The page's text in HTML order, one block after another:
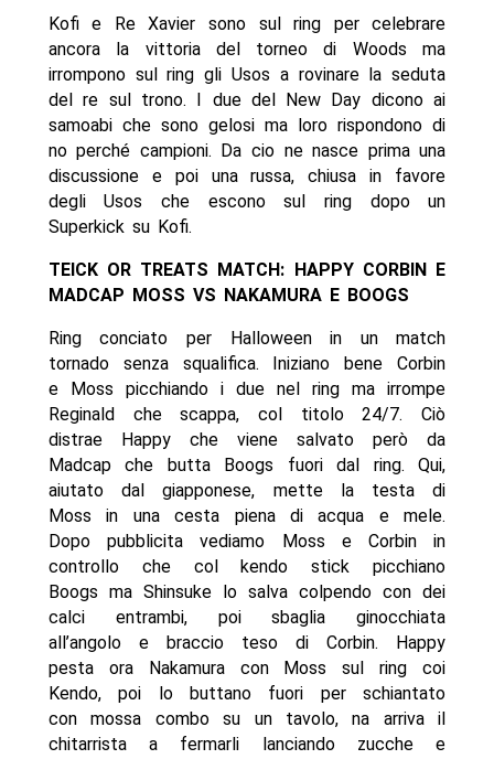
Kofi e Re Xavier sono sul ring per celebrare
ancora la vittoria del torneo di Woods ma
irrompono sul ring gli Usos a rovinare la seduta
del re sul trono. I due del New Day dicono ai
samoabi che sono gelosi ma loro rispondono di
no perché campioni. Da cio ne nasce prima una
discussione e poi una russa, chiusa in favore
degli Usos che escono sul ring dopo un
Superkick su Kofi.
TEICK OR TREATS MATCH: HAPPY CORBIN E
MADCAP MOSS VS NAKAMURA E BOOGS
Ring conciato per Halloween in un match
tornado senza squalifica. Iniziano bene Corbin
e Moss picchiando i due nel ring ma irrompe
Reginald che scappa, col titolo 24/7. Ciò
distrae Happy che viene salvato però da
Madcap che butta Boogs fuori dal ring. Qui,
aiutato dal giapponese, mette la testa di
Moss in una cesta piena di acqua e mele.
Dopo pubblicita vediamo Moss e Corbin in
controllo che col kendo stick picchiano
Boogs ma Shinsuke lo salva colpendo con dei
calci entrambi, poi sbaglia ginocchiata
all’angolo e braccio teso di Corbin. Happy
pesta ora Nakamura con Moss sul ring coi
Kendo, poi lo buttano fuori per schiantato
con mossa combo su un tavolo, na arriva il
chitarrista a fermarli lanciando zucche e